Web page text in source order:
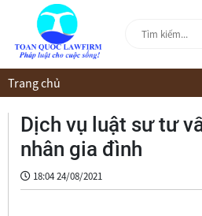
Trang chủ
Dịch vụ luật sư tư
nhân gia đình
18:04 24/08/2021